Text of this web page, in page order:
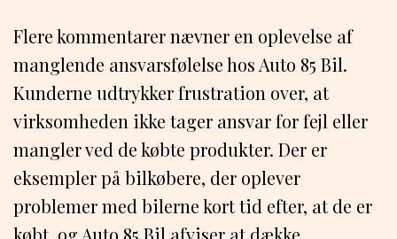
Flere kommentarer nævner en oplevelse af
manglende ansvarsfølelse hos Auto 85 Bil.
Kunderne udtrykker frustration over, at
virksomheden ikke tager ansvar for fejl eller
mangler ved de købte produkter. Der er
eksempler på bilkøbere, der oplever
problemer med bilerne kort tid efter, at de er